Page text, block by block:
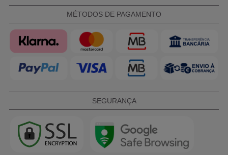
MÉTODOS DE PAGAMENTO
SEGURANÇA